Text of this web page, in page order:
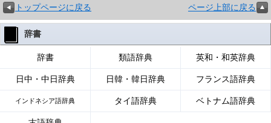
トップページに戻る ページ上部に戻る
辞書
辞書 類語辞典 英和・和英辞典
日中・中日辞典 日韓・韓日辞典 フランス語辞典
インドネシア語辞典 タイ語辞典 ベトナム語辞典